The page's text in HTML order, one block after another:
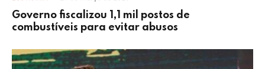
Governo fiscalizou 1,1 mil postos de
combustíveis para evitar abusos